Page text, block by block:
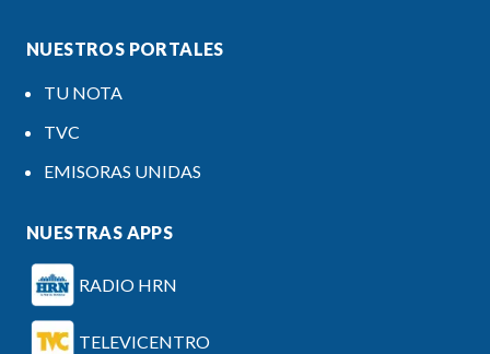
NUESTROS PORTALES
TU NOTA
TVC
EMISORAS UNIDAS
NUESTRAS APPS
RADIO HRN
TELEVICENTRO